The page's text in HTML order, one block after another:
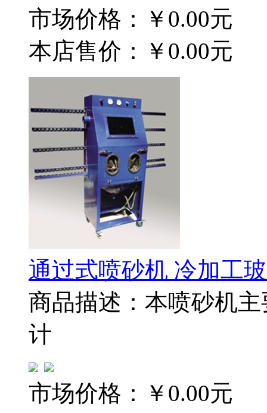
市场价格：
￥0.00元
本店售价：
￥0.00元
通过式喷砂机 冷加工
商品描述：本喷砂机
计
市场价格：
￥0.00元